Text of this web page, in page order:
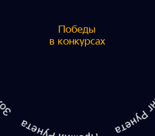
Победы
в конкурсах